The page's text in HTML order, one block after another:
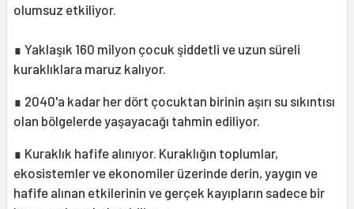
olumsuz etkiliyor.
∎ Yaklaşık 160 milyon çocuk şiddetli ve uzun süreli
kuraklıklara maruz kalıyor.
∎ 2040'a kadar her dört çocuktan birinin aşırı su sıkıntısı
olan bölgelerde yaşayacağı tahmin ediliyor.
∎ Kuraklık hafife alınıyor. Kuraklığın toplumlar,
ekosistemler ve ekonomiler üzerinde derin, yaygın ve
hafife alınan etkilerinin ve gerçek kayıpların sadece bir